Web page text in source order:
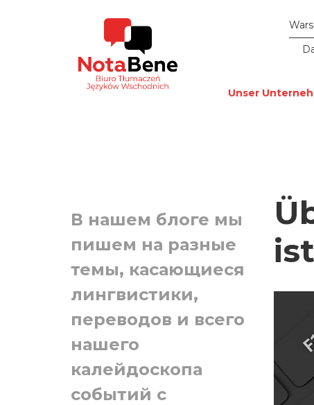
Unser
В нашем блоге мы
пишем на разные
темы, касающиеся
лингвистики,
переводов и всего
нашего
калейдоскопа
событий с